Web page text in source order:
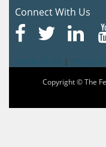
Connect With Us
|
Copyright © The